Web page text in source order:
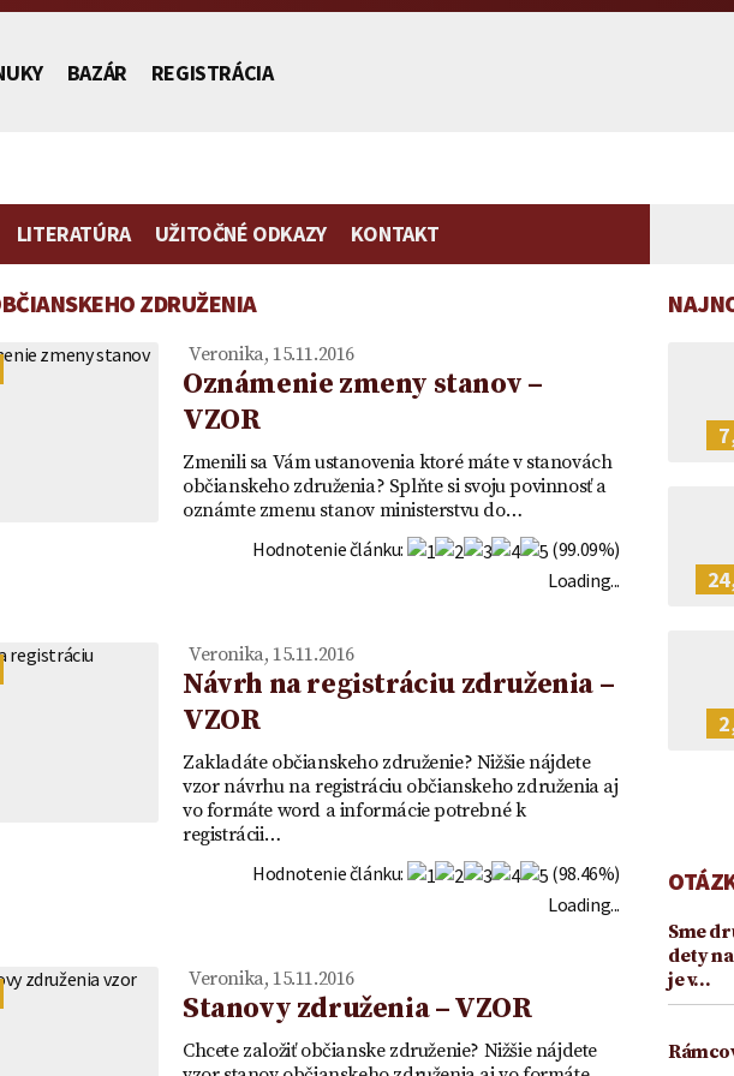
BAZÁR REGISTRÁCIA
Poplatok | Návrh na vklad |
Ako ušetriť na poplatku za
návrh na vklad
Vydedenie potomka – kedy
je to právne možné?
Zmluva o zriadení
predkupného práva ako
vecného práva a návrh na
vklad - VZOR
Vzor plnomocenstva na
zastupovanie vo vzťahu k
účtu v banke
LITERATÚRA UŽITOČNÉ ODKAZY KONTAKT
ZDRUŽENIA
Veronika, 15.11.2016
Oznámenie zmeny stanov –
VZOR
Zmenili sa Vám ustanovenia ktoré máte v stanovách
občianskeho združenia? Splňte si svoju povinnosť a
oznámte zmenu stanov ministerstvu do…
Hodnotenie článku:
(99.09%)
Loading...
Veronika, 15.11.2016
Návrh na registráciu združenia –
VZOR
Zakladáte občianskeho združenie? Nižšie nájdete
vzor návrhu na registráciu občianskeho združenia aj
vo formáte word a informácie potrebné k
registrácii…
Hodnotenie článku:
(98.46%)
Loading...
Veronika, 15.11.2016
Stanovy združenia – VZOR
Chcete založiť občianske združenie? Nižšie nájdete
Sme
dety
je v…